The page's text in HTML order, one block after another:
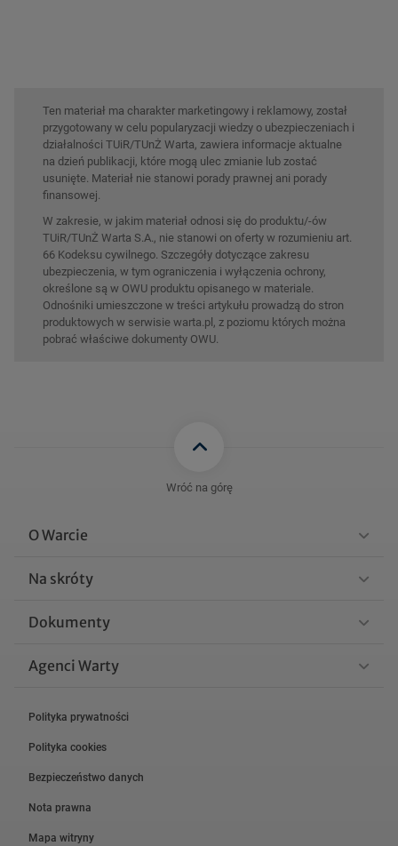
Ten materiał ma charakter marketingowy i reklamowy, został
przygotowany w celu popularyzacji wiedzy o ubezpieczeniach i
działalności TUiR/TUnŻ Warta, zawiera informacje aktualne
na dzień publikacji, które mogą ulec zmianie lub zostać
usunięte. Materiał nie stanowi porady prawnej ani porady
finansowej.
W zakresie, w jakim materiał odnosi się do produktu/-ów
TUiR/TUnŻ Warta S.A., nie stanowi on oferty w rozumieniu art.
66 Kodeksu cywilnego. Szczegóły dotyczące zakresu
ubezpieczenia, w tym ograniczenia i wyłączenia ochrony,
określone są w OWU produktu opisanego w materiale.
Odnośniki umieszczone w treści artykułu prowadzą do stron
produktowych w serwisie warta.pl, z poziomu których można
pobrać właściwe dokumenty OWU.
Wróć na górę
O Warcie
Na skróty
Dokumenty
Agenci Warty
Polityka prywatności
Polityka cookies
Bezpieczeństwo danych
Nota prawna
Mapa witryny